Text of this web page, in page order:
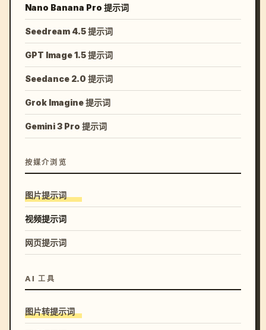
Nano Banana Pro 提示词
Seedream 4.5 提示词
GPT Image 1.5 提示词
Seedance 2.0 提示词
Grok Imagine 提示词
Gemini 3 Pro 提示词
按媒介浏览
图片提示词
视频提示词
网页提示词
AI 工具
图片转提示词